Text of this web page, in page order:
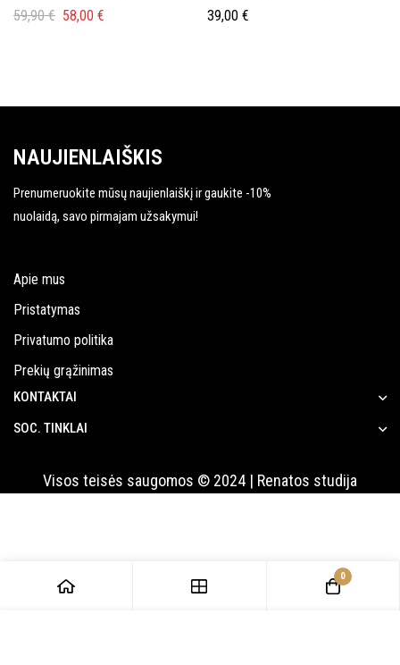
PRIEMONĖ, 100 ML
59,90€ 58,00 € 39,00 €
NAUJIENLAIŠKIS
Prenumeruokite mūsų naujienlaiškį ir gaukite -10%
nuolaidą, savo pirmajam užsakymui!
Apie mus
Pristatymas
Privatumo politika
Prekių grąžinimas
KONTAKTAI
SOC. TINKLAI
Visos teisės saugomos © 2024 | Renatos studija
0